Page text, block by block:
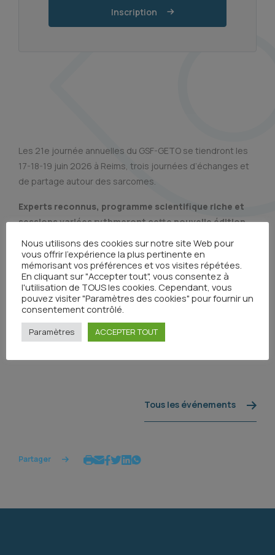
Inscription
Les 21e journée annuelles du GSF-GETO se tiendront les
17-18-19 juin 2026 à Reims, trois​ ​journées​ ​d’échanges​ ​et​ ​
de​ ​partage​ ​autour​​ des​ ​sarcomes.
Experts​ ​reconnus,​ ​programme​ ​scientifique​ ​riche​ ​et​ ​
sessions​ ​variées​ ​rythmeront​ ​cette​ ​nouvelle​ ​édition.​
connaissances​ ​et​ ​découvrir​ ​les​ ​avancées​ ​récentes.​ ​
Les inscriptions sont ouvertes !
Tous les événements
Partager
Nous utilisons des cookies sur notre site Web pour
vous offrir l'expérience la plus pertinente en
mémorisant vos préférences et vos visites répétées.
En cliquant sur "Accepter tout", vous consentez à
l'utilisation de TOUS les cookies. Cependant, vous
pouvez visiter "Paramètres des cookies" pour fournir un
consentement contrôlé.
Paramètres ACCEPTER TOUT